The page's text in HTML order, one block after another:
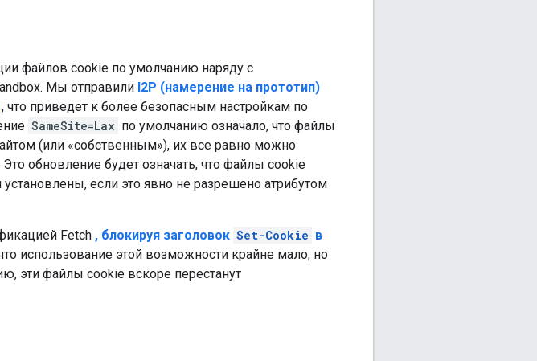
файлов cookie по умолчанию наряду с
Мы отправили I2P (намерение на прототип)
, что приведет к более безопасным настройкам по
SameSite=Lax по умолчанию означало, что файлы
(или «собственным»), их все равно можно
обновление будет означать, что файлы cookie
если это явно не разрешено атрибутом
Fetch , блокируя заголовок Set-Cookie в
использование этой возможности крайне мало, но
эти файлы cookie вскоре перестанут